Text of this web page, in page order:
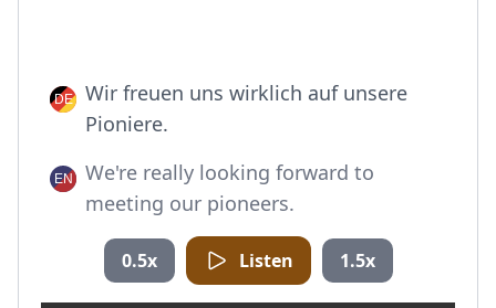
Wir freuen uns wirklich auf unsere
Pioniere.
We're really looking forward to
meeting our pioneers.
0.5x Listen 1.5x